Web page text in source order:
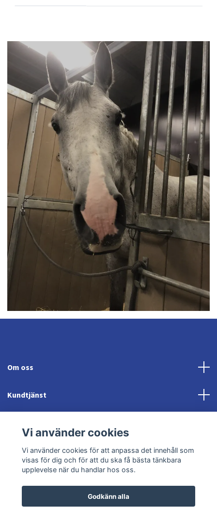
Om oss
Kundtjänst
Sociala medier
Vi använder cookies
Vi använder cookies för att anpassa det innehåll som
visas för dig och för att du ska få bästa tänkbara
upplevelse när du handlar hos oss.
Godkänn alla